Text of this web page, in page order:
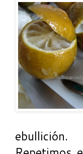
ebullición.